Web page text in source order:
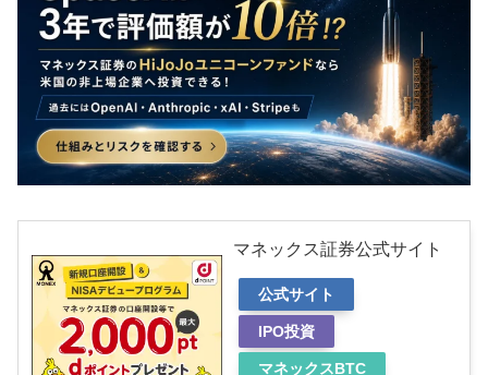
マネックス証券公式サイト
公式サイト
IPO投資
マネックスBTC